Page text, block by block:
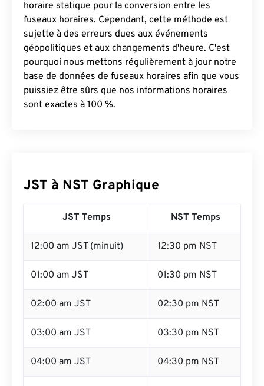
horaire statique pour la conversion entre les
fuseaux horaires. Cependant, cette méthode est
sujette à des erreurs dues aux événements
géopolitiques et aux changements d'heure. C'est
pourquoi nous mettons régulièrement à jour notre
base de données de fuseaux horaires afin que vous
puissiez être sûrs que nos informations horaires
sont exactes à 100 %.
JST à NST Graphique
JST Temps NST Temps
12:00 am JST (minuit) 12:30 pm NST
01:00 am JST 01:30 pm NST
02:00 am JST 02:30 pm NST
03:00 am JST 03:30 pm NST
04:00 am JST 04:30 pm NST